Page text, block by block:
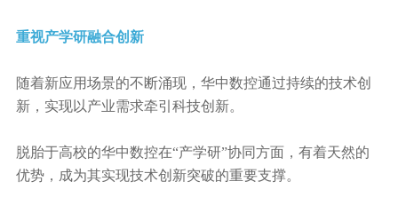
重视产学研融合创新
随着新应用场景的不断涌现，华中数控通过持续的技术创
新，实现以产业需求牵引科技创新。
脱胎于高校的华中数控在“产学研”协同方面，有着天然的
优势，成为其实现技术创新突破的重要支撑。